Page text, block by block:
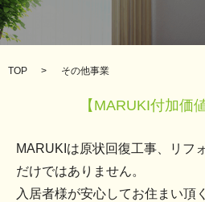
TOP その他事業
【MARUKI付加価
MARUKIは原状回復工事、リフ
だけではありません。
入居者様が安心してお住まい頂